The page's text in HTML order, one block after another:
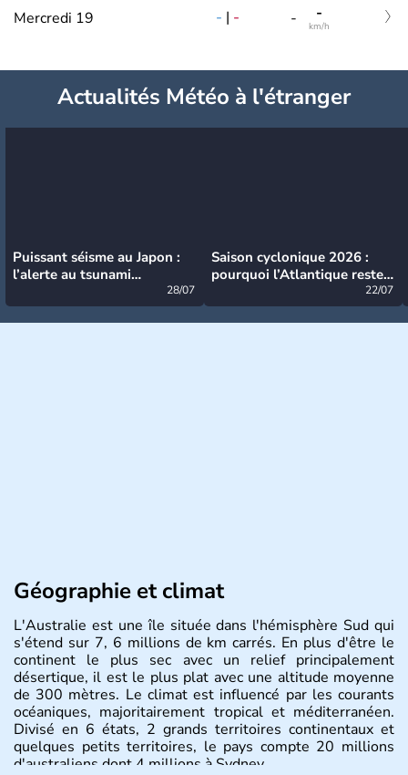
Mercredi 19 - | - - -
km/h
Actualités Météo à l'étranger
Puissant séisme au Japon :
l’alerte au tsunami
28/07
Saison cyclonique 2026 :
pourquoi l’Atlantique reste
22/07
Géographie et climat
L'Australie est une île située dans l'hémisphère Sud qui
s'étend sur 7, 6 millions de km carrés. En plus d'être le
continent le plus sec avec un relief principalement
désertique, il est le plus plat avec une altitude moyenne
de 300 mètres. Le climat est influencé par les courants
océaniques, majoritairement tropical et méditerranéen.
Divisé en 6 états, 2 grands territoires continentaux et
quelques petits territoires, le pays compte 20 millions
d'australiens dont 4 millions à Sydney.